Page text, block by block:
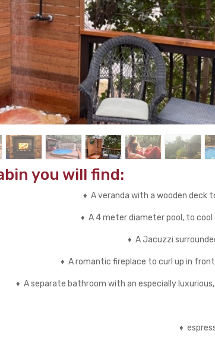
you will find:
♦A veranda with a wooden deck
♦A 4 meter diameter pool, to
♦A Jacuzzi
♦A romantic fireplace to curl up in
♦A separate bathroom with an especially
♦